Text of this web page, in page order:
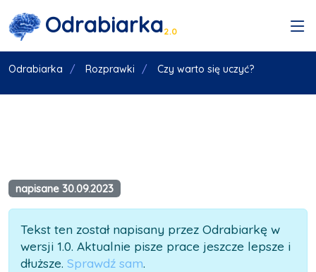
Odrabiarka2.0
Odrabiarka Rozprawki Czy warto się uczyć?
napisane 30.09.2023
Tekst ten został napisany przez Odrabiarkę w
wersji 1.0. Aktualnie pisze prace jeszcze lepsze i
dłuższe. Sprawdź sam.